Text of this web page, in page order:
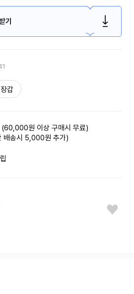
기
갑
원 이상 구매시 무료)
배송시 5,000원 추가)